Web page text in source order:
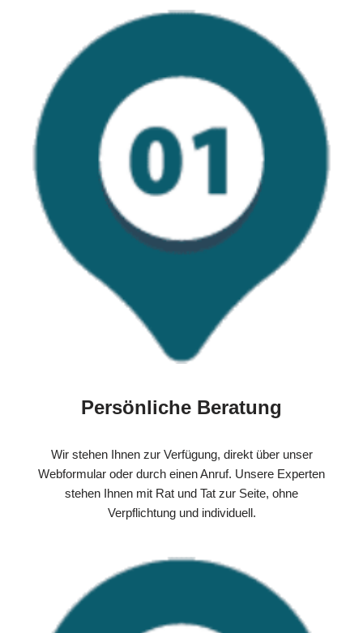
Persönliche Beratung
Wir stehen Ihnen zur Verfügung, direkt über unser
Webformular oder durch einen Anruf. Unsere Experten
stehen Ihnen mit Rat und Tat zur Seite, ohne
Verpflichtung und individuell.